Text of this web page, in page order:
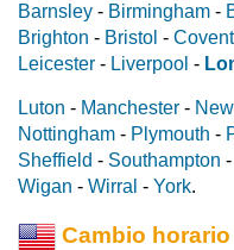
Barnsley - Birmingham -
Brighton - Bristol -
Leicester - Liverpool -
Luton - Manchester -
Nottingham - Plymouth -
Sheffield - Southampton -
Wigan - Wirral - York.
Cambio horario